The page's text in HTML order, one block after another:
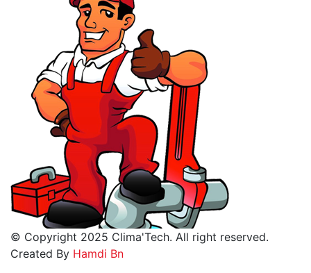
© Copyright 2025 Clima'Tech. All right reserved.
Created By Hamdi Bn